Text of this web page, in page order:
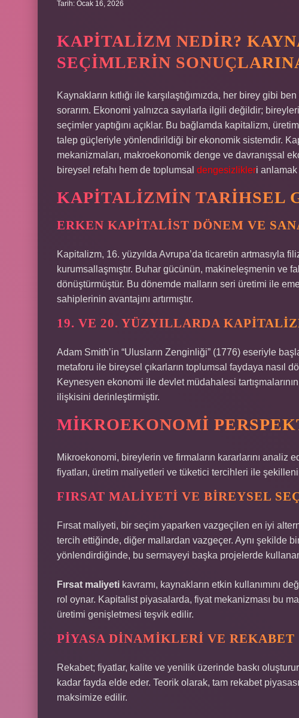
Tarih: Ocak 16, 2026
KAPITALIZM NEDIR?
SEÇIMLERIN
Kaynakların kıtlığı ile karşılaştığımızda, her birey gibi
sorarım. Ekonomi yalnızca sayılarla ilgili değildir;
seçimler yaptığını açıklar. Bu bağlamda kapitalizm,
talep güçleriyle yönlendirildiği bir ekonomik sistemdir.
mekanizmaları, makroekonomik denge ve davranışsal
bireysel refahı hem de toplumsal dengesizlikleri anlamak
KAPITALIZMIN TARIHSEL
ERKEN KAPITALIST DÖNEM VE
Kapitalizm, 16. yüzyılda Avrupa’da ticaretin artmasıyla
kurumsallaşmıştır. Buhar gücünün, makineleşmenin ve
dönüştürmüştür. Bu dönemde malların seri üretimi ile
sahiplerinin avantajını artırmıştır.
19. VE 20. YÜZYILLARDA
Adam Smith’in “Ulusların Zenginliği” (1776) eseriyle
metaforu ile bireysel çıkarların toplumsal faydaya nasıl
Keynesyen ekonomi ile devlet müdahalesi
ilişkisini derinleştirmiştir.
MIKROEKONOMI
Mikroekonomi, bireylerin ve firmaların kararlarını
fiyatları, üretim maliyetleri ve tüketici tercihleri ile
FIRSAT MALIYETI VE BIREYSEL
Fırsat maliyeti, bir seçim yaparken vazgeçilen en iyi
tercih ettiğinde, diğer mallardan vazgeçer. Aynı şekilde
yönlendirdiğinde, bu sermayeyi başka projelerde
Fırsat maliyeti kavramı, kaynakların etkin kullanımını
rol oynar. Kapitalist piyasalarda, fiyat mekanizması bu
üretimi genişletmesi teşvik edilir.
PIYASA DINAMIKLERI VE REKABET
Rekabet; fiyatlar, kalite ve yenilik üzerinde baskı
kadar fayda elde eder. Teorik olarak, tam rekabet
maksimize edilir.